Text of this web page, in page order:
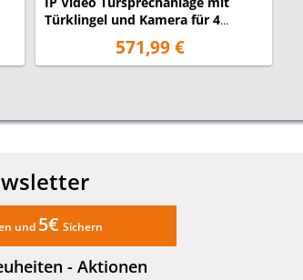
Türklingel und Kamera für 4
Familienhaus571,99 €
und 5€ Sichern
- Aktionen